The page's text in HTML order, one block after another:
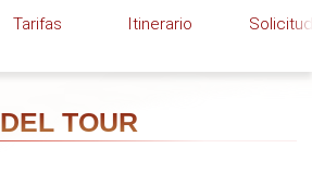
Tiramisu
De La Cresta
Cresta
Colmillos